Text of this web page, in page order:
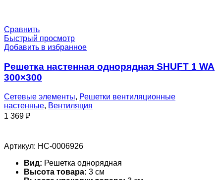
Сравнить
Быстрый просмотр
Добавить в избранное
Решетка настенная однорядная SHUFT 1 WA
300×300
Сетевые элементы, Решетки вентиляционные
настенные, Вентиляция
1 369 ₽
Артикул: НС-0006926
Вид: Решетка однорядная
Высота товара: 3 см